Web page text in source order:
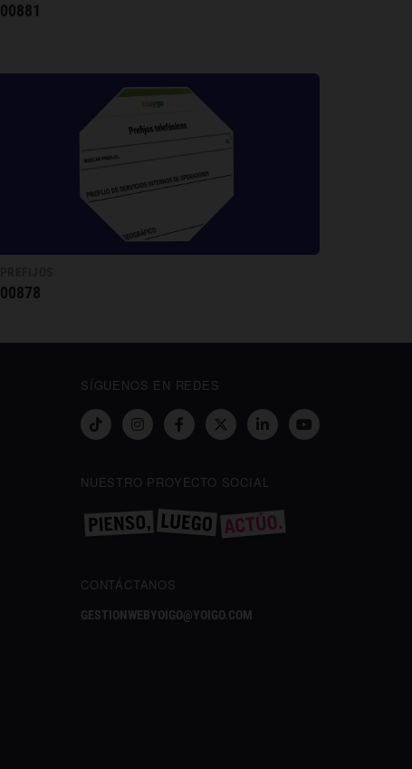
00881
00878
SÍGUENOS EN REDES
NUESTRO PROYECTO SOCIAL
CONTÁCTANOS
GESTIONWEBYOIGO@YOIGO.COM